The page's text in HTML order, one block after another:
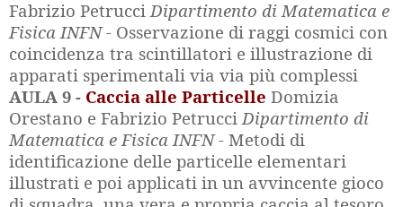
Fabrizio Petrucci Dipartimento di Matematica e
Fisica INFN - Osservazione di raggi cosmici con
coincidenza tra scintillatori e illustrazione di
apparati sperimentali via via più complessi
AULA 9 - Caccia alle Particelle Domizia
Orestano e Fabrizio Petrucci Dipartimento di
Matematica e Fisica INFN - Metodi di
identificazione delle particelle elementari
illustrati e poi applicati in un avvincente gioco